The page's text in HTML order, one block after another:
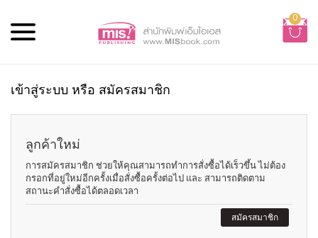
0
เข้าสู่ระบบ หรือ สมัครสมาชิก
ลูกค้าใหม่
การสมัครสมาชิก ช่วยให้คุณสามารถทำการสั่งซื้อได้เร็วขึ้น ไม่ต้อง
กรอกที่อยู่ใหม่อีกครั้งเมื่อสั่งซื้อครั้งต่อไป และ สามารถติดตาม
สถานะคำสั่งซื้อได้ตลอดเวลา
สมัครสมาชิก